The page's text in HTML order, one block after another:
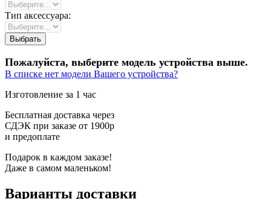
Тип аксессуара:
Пожалуйста, выберите модель устройства выше.
В списке нет модели Вашего устройства?
Изготовление за 1 час
Бесплатная доставка через
СДЭК при заказе от 1900р
и предоплате
Подарок в каждом заказе!
Даже в самом маленьком!
Варианты доставки